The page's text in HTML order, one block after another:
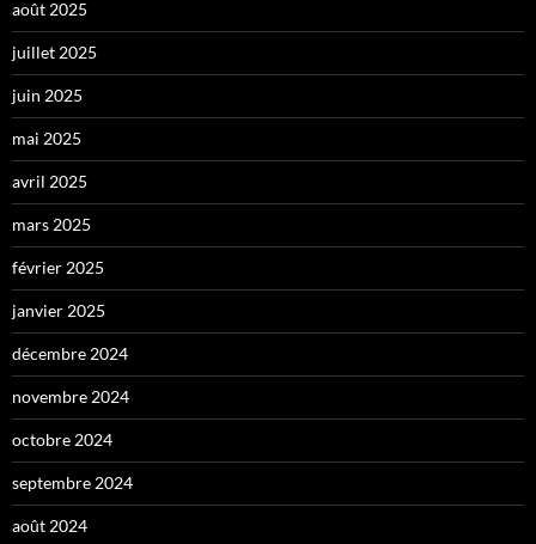
août 2025
juillet 2025
juin 2025
mai 2025
avril 2025
mars 2025
février 2025
janvier 2025
décembre 2024
novembre 2024
octobre 2024
septembre 2024
août 2024